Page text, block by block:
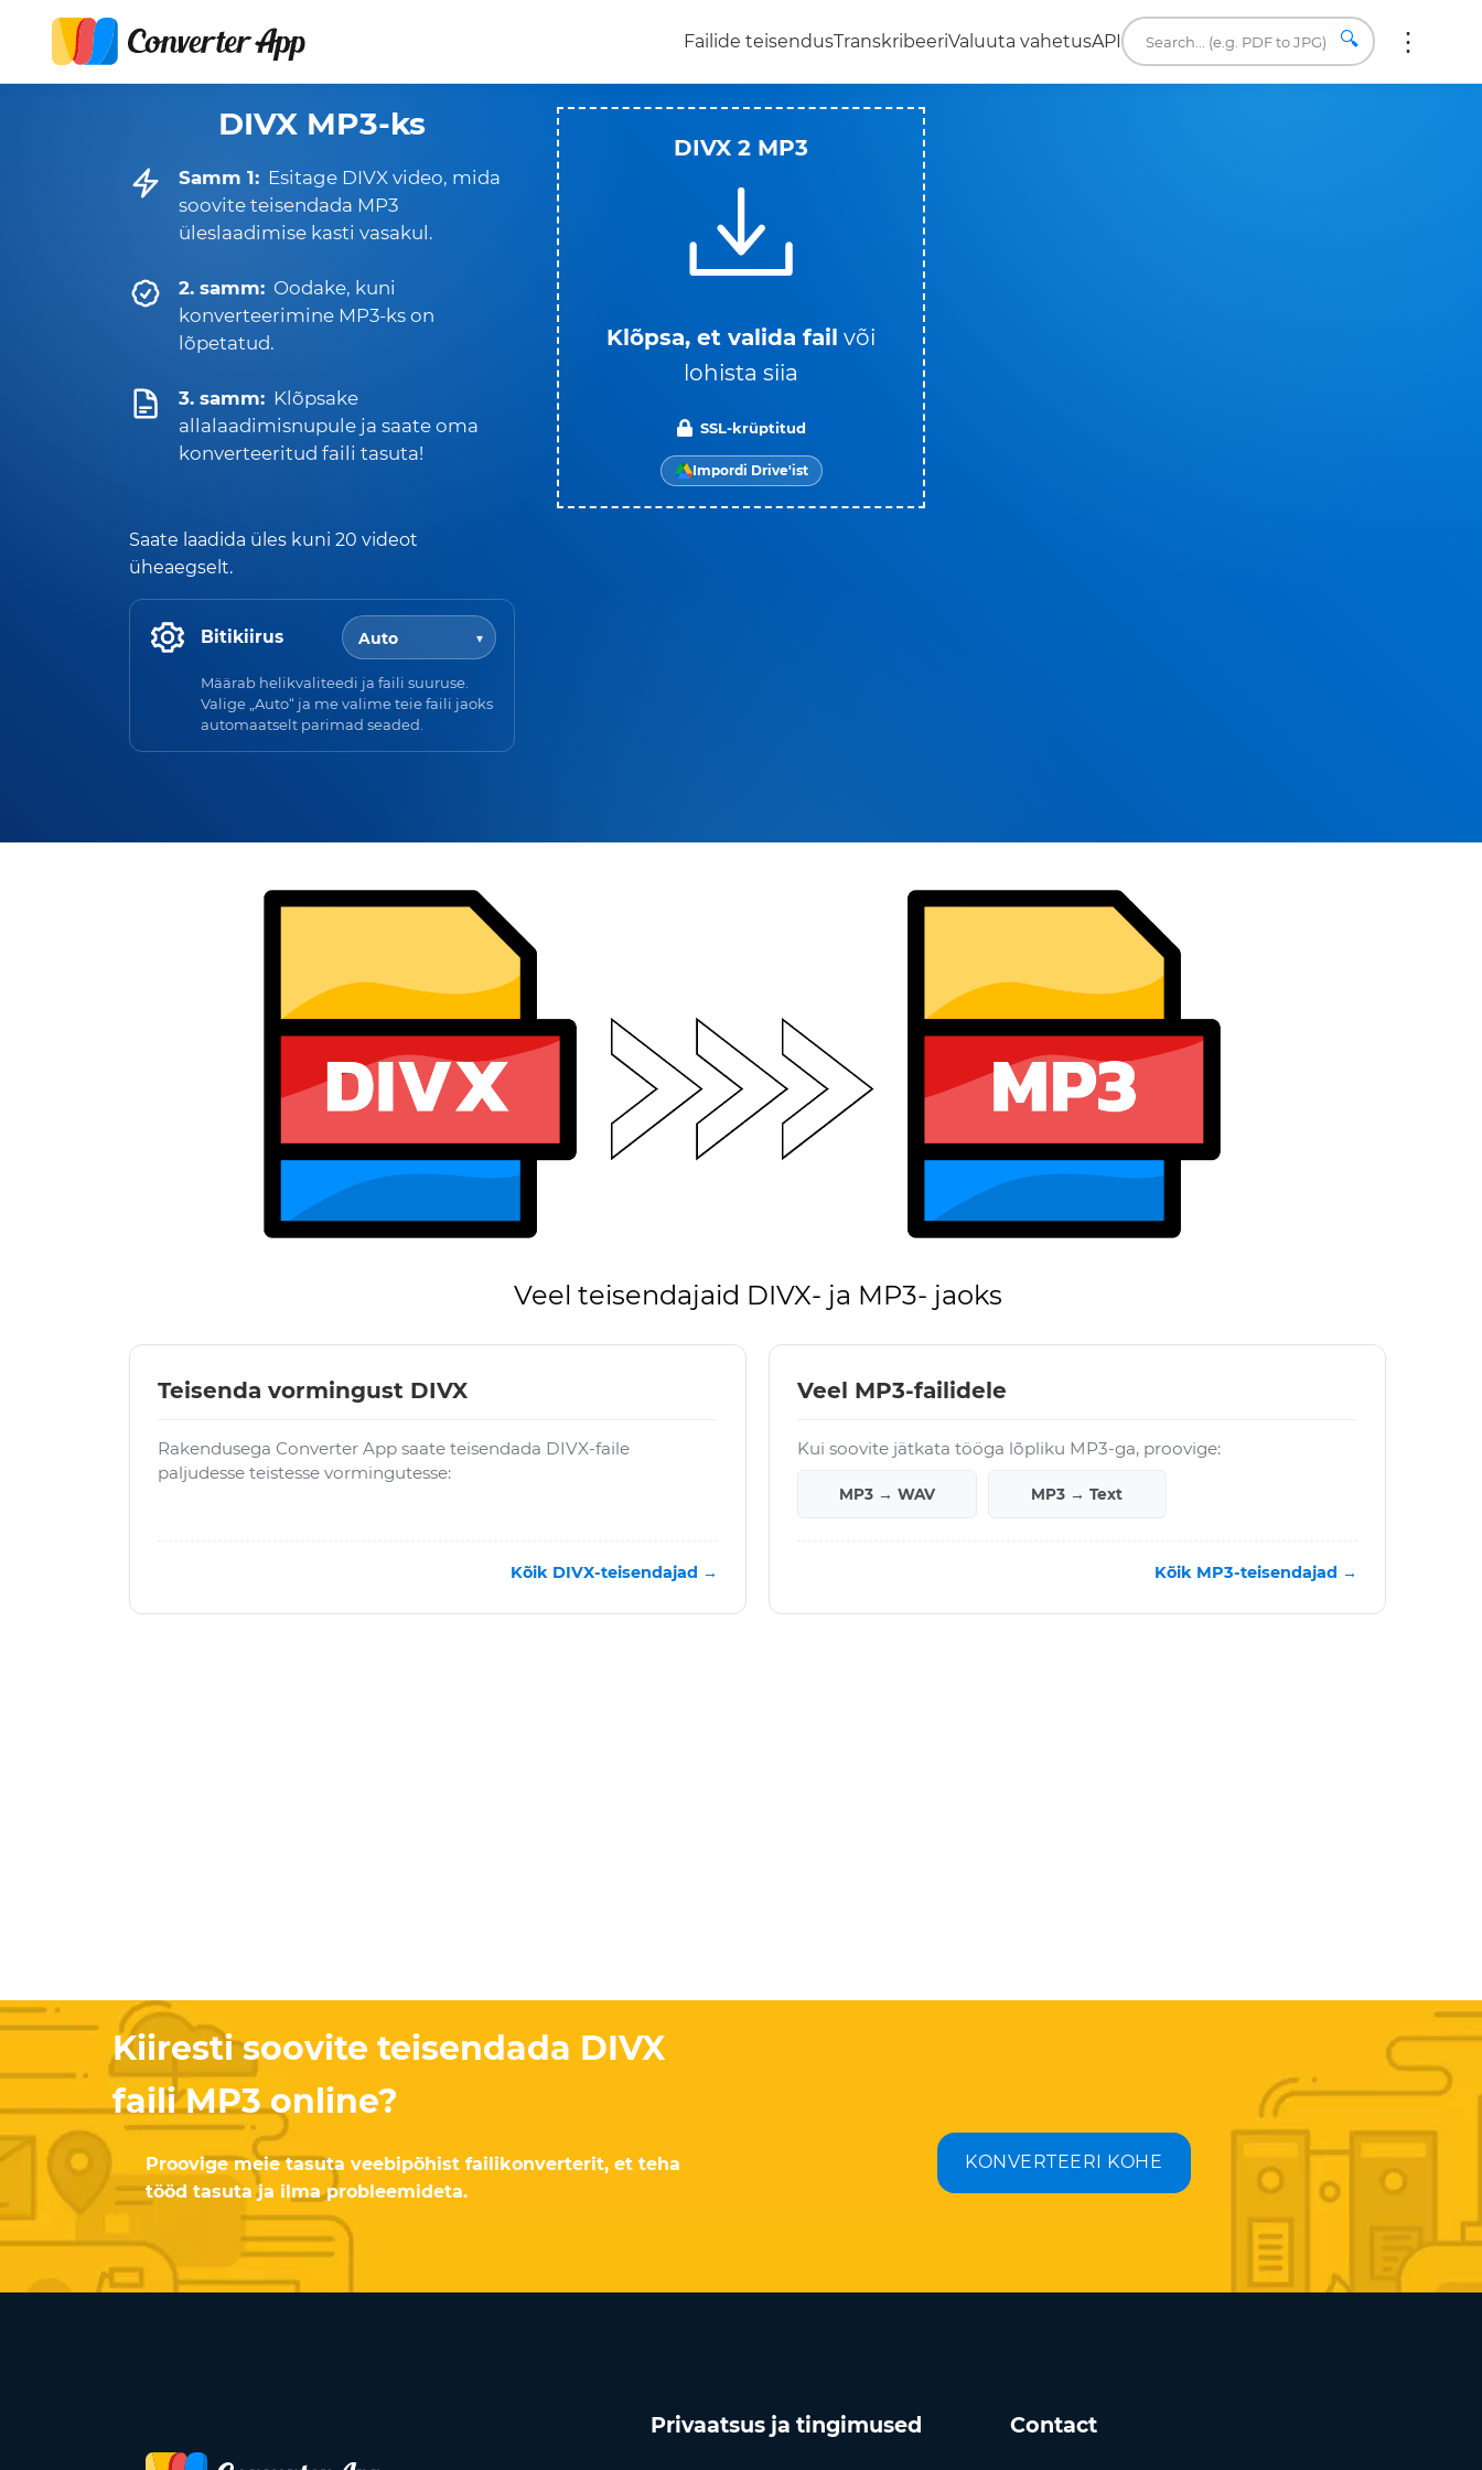
Failide teisendusTranskribeeriValuuta vahetusAPI 🔍
DIVX MP3-ks
Samm 1: Esitage DIVX video, mida
soovite teisendada MP3
üleslaadimise kasti vasakul.
2. samm: Oodake, kuni
konverteerimine MP3-ks on
lõpetatud.
3. samm: Klõpsake
allalaadimisnupule ja saate oma
konverteeritud faili tasuta!
Saate laadida üles kuni 20 videot
üheaegselt.
Bitikiirus
Määrab helikvaliteedi ja faili suuruse.
Valige „Auto“ ja me valime teie faili jaoks
automaatselt parimad seaded.
DIVX 2 MP3
Klõpsa, et valida fail või
lohista siia
SSL-krüptitud
Impordi Drive'ist
Veel teisendajaid DIVX- ja MP3- jaoks
Teisenda vormingust DIVX
Rakendusega Converter App saate teisendada DIVX-faile
paljudesse teistesse vormingutesse:
Kõik DIVX-teisendajad →
Veel MP3-failidele
Kui soovite jätkata tööga lõpliku MP3-ga, proovige:
MP3 → WAV MP3 → Text
Kõik MP3-teisendajad →
Kiiresti soovite teisendada DIVX
faili MP3 online?
Proovige meie tasuta veebipõhist failikonverterit, et teha
tööd tasuta ja ilma probleemideta.
KONVERTEERI KOHE
Privaatsus ja tingimused Contact